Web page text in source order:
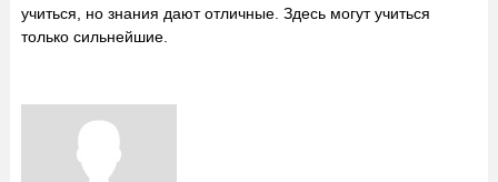
учиться, но знания дают отличные. Здесь могут учиться
только сильнейшие.